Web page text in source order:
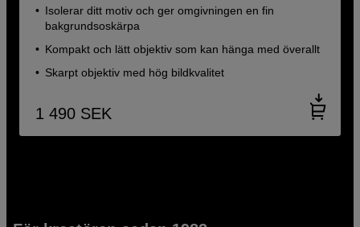
Isolerar ditt motiv och ger omgivningen en fin
bakgrundsoskärpa
Kompakt och lätt objektiv som kan hänga med överallt
Skarpt objektiv med hög bildkvalitet
1 490 SEK